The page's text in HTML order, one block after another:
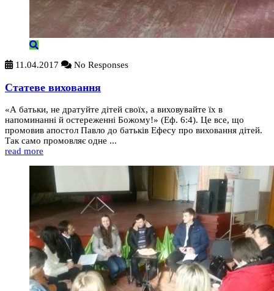
11.04.2017 No Responses
Статеве виховання
«А батьки, не дратуйте дітей своїх, а виховувайте їх в
напоминанні й остереженні Божому!» (Еф. 6:4). Це все, що
промовив апостол Павло до батьків Ефесу про виховання дітей.
Так само промовляє одне ...
read more